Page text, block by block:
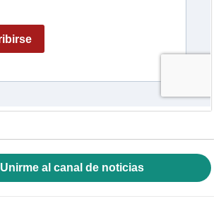
Unirme al canal de noticias